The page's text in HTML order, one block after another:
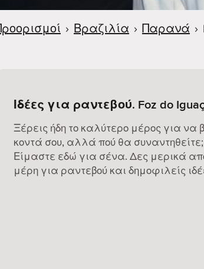
Προορισμοί › Βραζιλία › Παρανά ›
Ιδέες για ραντεβού. Foz do
Ξέρεις ήδη το καλύτερο μέρος για να
κοντά σου, αλλά πού θα
Είμαστε εδώ για σένα. Δες μερικά
μέρη για ραντεβού και δημοφιλείς